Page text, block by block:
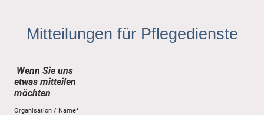
Mitteilungen für Pflegedienste
Wenn Sie uns
etwas mitteilen
möchten
Organisation / Name*